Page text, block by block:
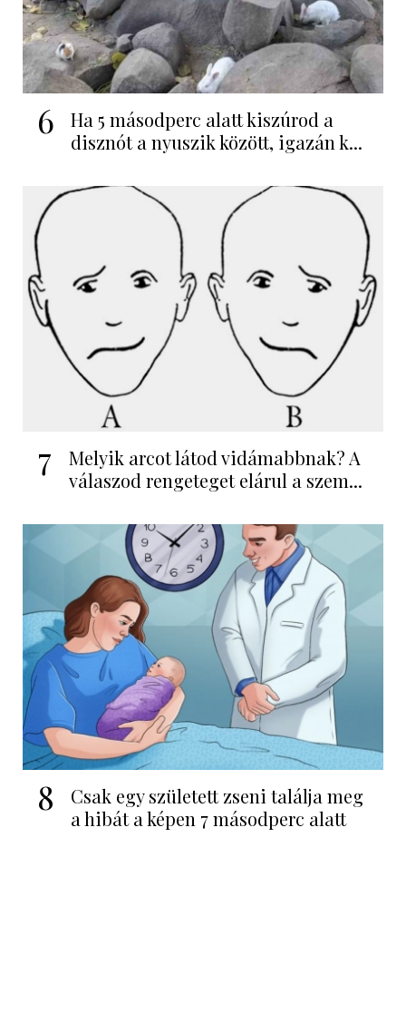
6
Ha 5 másodperc alatt kiszúrod a
disznót a nyuszik között, igazán k...
7
Melyik arcot látod vidámabbnak? A
válaszod rengeteget elárul a szem...
8
Csak egy született zseni találja meg
a hibát a képen 7 másodperc alatt